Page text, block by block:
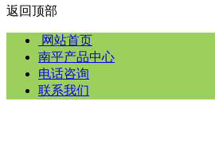
返回顶部
网站首页
南平产品中心
电话咨询
联系我们